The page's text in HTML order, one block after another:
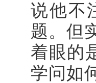
说他不
题。但
着眼的
学问如